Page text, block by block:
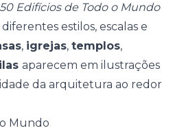
50 Edifícios de Todo o Mundo
estilos, escalas e
, igrejas, templos,
aparecem em ilustrações
da arquitetura ao redor